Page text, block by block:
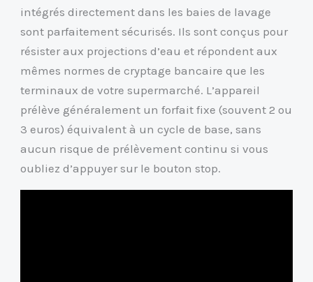
intégrés directement dans les baies de lavage
sont parfaitement sécurisés. Ils sont conçus pour
résister aux projections d’eau et répondent aux
mêmes normes de cryptage bancaire que les
terminaux de votre supermarché. L’appareil
prélève généralement un forfait fixe (souvent 2 ou
3 euros) équivalent à un cycle de base, sans
aucun risque de prélèvement continu si vous
oubliez d’appuyer sur le bouton stop.